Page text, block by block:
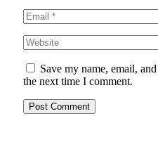
Save my name, email,
the next time I comment.